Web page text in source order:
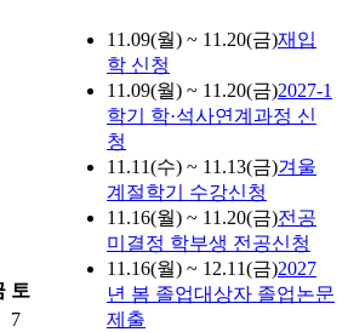
토
7
11.09(월) ~ 11.20(금)재입
학 신청
11.09(월) ~ 11.20(금)2027-1
학기 학·석사연계과정 신
청
11.11(수) ~ 11.13(금)겨울
계절학기 수강신청
11.16(월) ~ 11.20(금)전공
미결정 학부생 전공신청
11.16(월) ~ 12.11(금)2027
년 봄 졸업대상자 졸업논문
제출